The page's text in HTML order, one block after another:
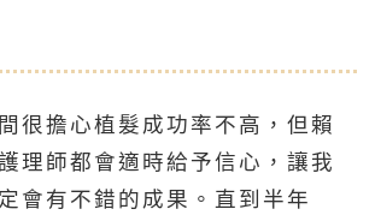
很擔心植髮成功率不高，但賴
理師都會適時給予信心，讓我
會有不錯的成果。直到半年